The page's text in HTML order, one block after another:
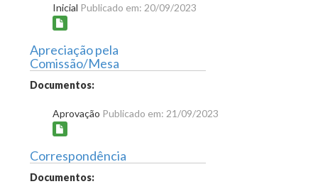
Inicial Publicado em: 20/09/2023
Apreciação pela
Comissão/Mesa
Documentos:
Aprovação Publicado em: 21/09/2023
Correspondência
Documentos: